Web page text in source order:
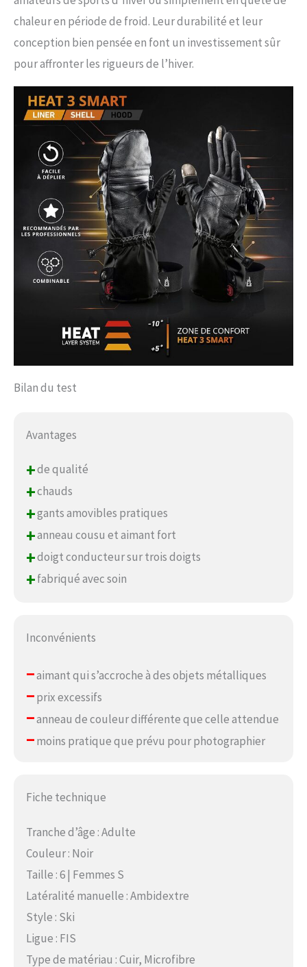
chaleur en période de froid. Leur durabilité et leur
conception bien pensée en font un investissement sûr
pour affronter les rigueurs de l’hiver.
Bilan du test
Avantages
+de qualité
+chauds
+gants amovibles pratiques
+anneau cousu et aimant fort
+doigt conducteur sur trois doigts
+fabriqué avec soin
Inconvénients
–aimant qui s’accroche à des objets métalliques
–prix excessifs
–anneau de couleur différente que celle attendue
–moins pratique que prévu pour photographier
Fiche technique
Tranche d’âge : Adulte
Couleur : Noir
Taille : 6 | Femmes S
Latéralité manuelle : Ambidextre
Style : Ski
Ligue : FIS
Type de matériau : Cuir, Microfibre